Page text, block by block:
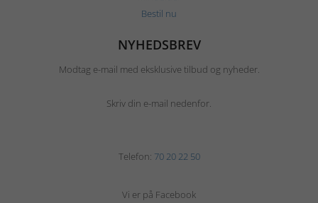
Bestil nu
NYHEDSBREV
Modtag e-mail med eksklusive tilbud og nyheder.
Skriv din e-mail nedenfor.
Telefon: 70 20 22 50
Vi er på Facebook